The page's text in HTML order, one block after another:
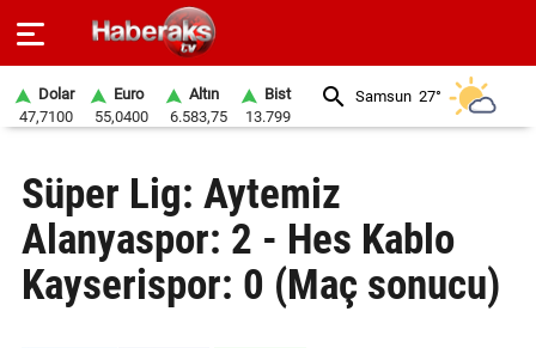
SPOR
YAŞAM
EKONOMİ
Dolar
47,7100
Euro
55,0400
Altın
6.583,75
Bist
13.799
Samsun 27°
Süper Lig: Aytemiz
Alanyaspor: 2 - Hes Kablo
Kayserispor: 0 (Maç sonucu)